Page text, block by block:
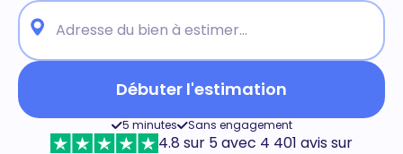
Débuter l'estimation
5 minutes Sans engagement
4.8 sur 5 avec 4 401 avis sur